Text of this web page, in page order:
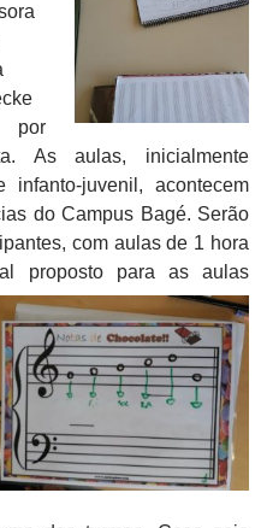
As aulas, inicialmente
juvenil, acontecem
do Campus Bagé. Serão
com aulas de 1 hora
proposto para asaulas